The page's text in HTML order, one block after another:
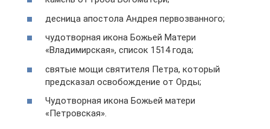
десница апостола Андрея первозванного;
чудотворная икона Божьей Матери
«Владимирская», список 1514 года;
святые мощи святителя Петра, который
предсказал освобождение от Орды;
Чудотворная икона Божьей матери
«Петровская».